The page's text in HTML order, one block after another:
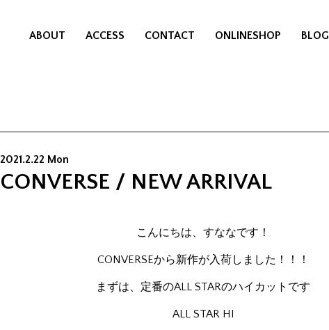
ABOUT ACCESS CONTACT ONLINESHOP BLOG
2021.2.22 Mon
CONVERSE / NEW ARRIVAL
こんにちは、すななです！
CONVERSEから新作が入荷しました！！！
まずは、定番のALL STARのハイカットです
ALL STAR HI